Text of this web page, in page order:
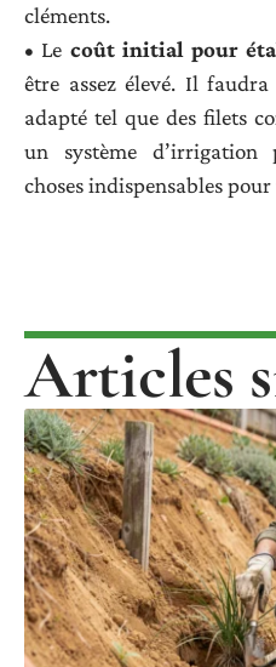
cléments.
• Le coût initial pour
être assez élevé. Il
adapté tel que des filets
un système d’irrigation
choses indispensables pour
Articles